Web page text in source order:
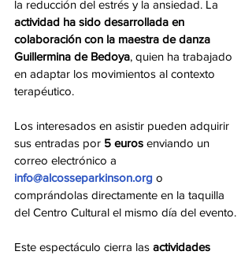
la reducción del estrés y la ansiedad. La
actividad ha sido desarrollada en
colaboración con la maestra de danza
Guillermina de Bedoya, quien ha trabajado
en adaptar los movimientos al contexto
terapéutico.
Los interesados en asistir pueden adquirir
sus entradas por 5 euros enviando un
correo electrónico a
info@alcosseparkinson.org o
comprándolas directamente en la taquilla
del Centro Cultural el mismo día del evento.
Este espectáculo cierra las actividades